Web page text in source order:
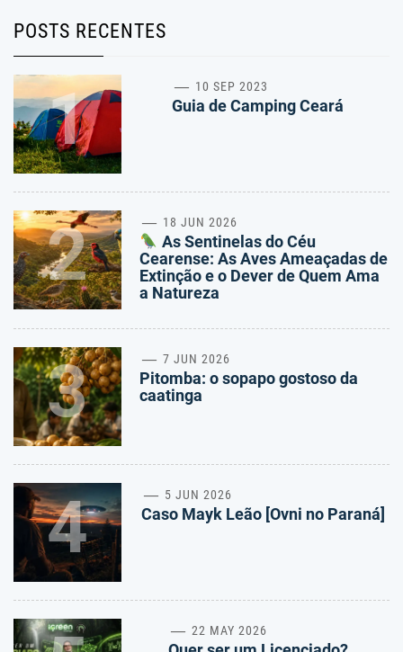
POSTS RECENTES
1 10 SEP 2023
Guia de Camping Ceará
2 18 JUN 2026
As Sentinelas do Céu
Cearense: As Aves Ameaçadas de
Extinção e o Dever de Quem Ama
a Natureza
3 7 JUN 2026
Pitomba: o sopapo gostoso da
caatinga
4 5 JUN 2026
Caso Mayk Leão [Ovni no Paraná]
22 MAY 2026